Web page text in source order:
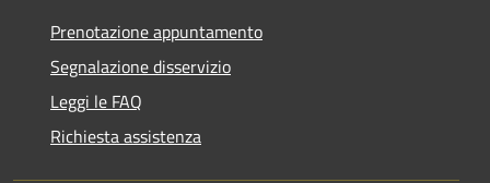
Prenotazione appuntamento
Segnalazione disservizio
Leggi le FAQ
Richiesta assistenza